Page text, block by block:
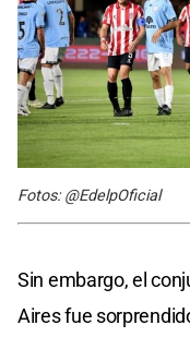
Fotos: @EdelpOficial
Sin embargo, el
Aires fue